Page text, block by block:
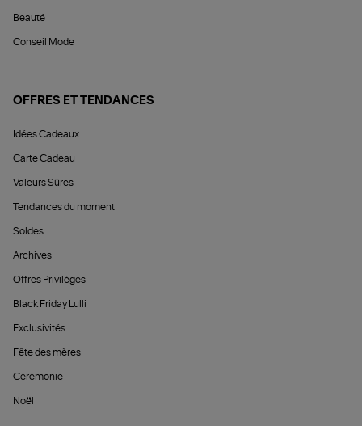
Beauté
Conseil Mode
OFFRES ET TENDANCES
Idées Cadeaux
Carte Cadeau
Valeurs Sûres
Tendances du moment
Soldes
Archives
Offres Privilèges
Black Friday Lulli
Exclusivités
Fête des mères
Cérémonie
Noël